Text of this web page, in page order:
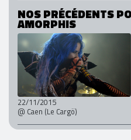
NOS PRÉCÉDENTS
AMORPHIS
22/11/2015
@ Caen (Le Cargö)